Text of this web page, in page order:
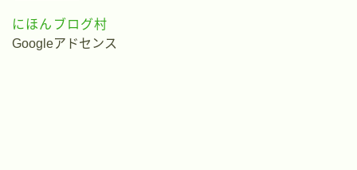
にほんブログ村
Googleアドセンス